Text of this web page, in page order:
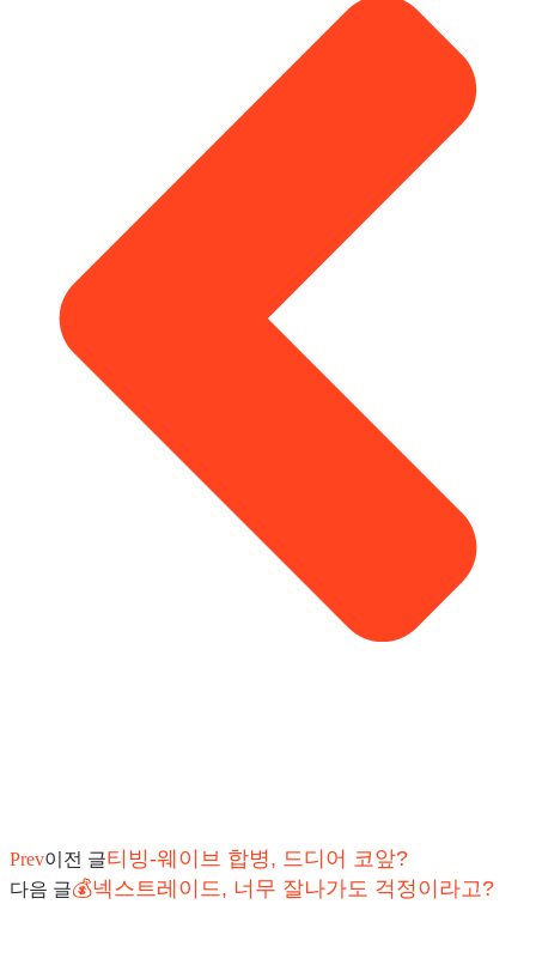
Prev이전 글티빙-웨이브 합병, 드디어 코앞?
다음 글💰넥스트레이드, 너무 잘나가도 걱정이라고?